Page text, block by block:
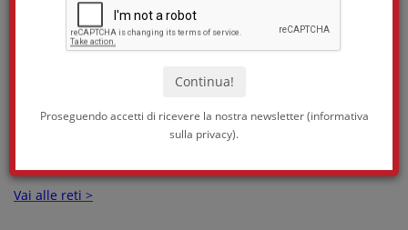
Proseguendo accetti di ricevere la nostra newsletter (informativa
sulla privacy).
importanza: la rete, il materasso, il cuscino.
peso del materasso e del corpo.
soppiantata dalle reti ortopediche a doghe in legno.
La larghezza della doga e l'aggiunta eventuale di fasce
sollecitazioni.
Vai alle reti >